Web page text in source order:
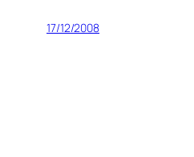
17/12/2008